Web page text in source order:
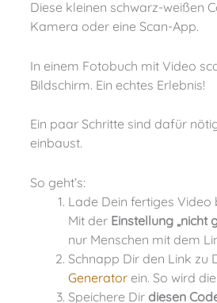
Diese kleinen schwarz-weißen Codes werden einfach vom Smartphone gescannt und ausgelesen – entweder über die
Kamera oder eine Scan-App.
In einem Fotobuch mit Video scannst Du diesen Code und das persönliche Video erscheint als tolle Ergänzung auf dem
Bildschirm. Ein echtes Erlebnis!
Ein paar Schritte sind dafür nötig. Wir zeigen Dir, wie Du Deinen persönlichen QR-Code erstellst und ihn in Dein Fotobuch
einbaust.
So geht’s:
Lade Dein fertiges Video
Mit der Einstellung „nicht
nur Menschen mit dem
Schnapp Dir den Link zu
Generatorein. So wird
Speichere Dir diesen